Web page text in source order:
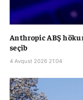
Anthropic ABŞ
seçib
4 Avqust 2026 21:04